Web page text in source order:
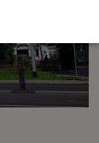
notwendig.
gespeichert.